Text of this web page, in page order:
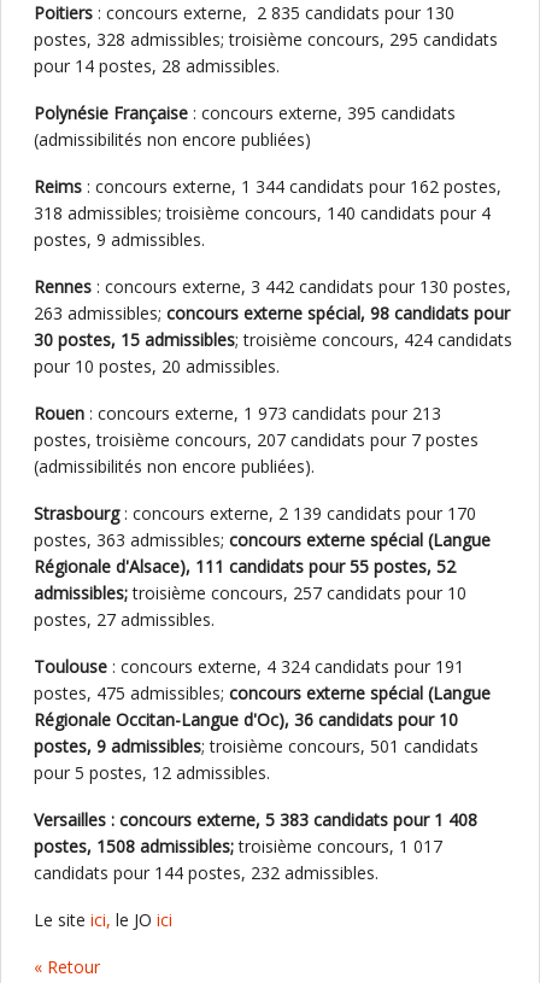
Poitiers : concours externe, 2 835 candidats pour 130
postes, 328 admissibles; troisième concours, 295 candidats
pour 14 postes, 28 admissibles.
Polynésie Française : concours externe, 395 candidats
(admissibilités non encore publiées)
Reims : concours externe, 1 344 candidats pour 162 postes,
318 admissibles; troisième concours, 140 candidats pour 4
postes, 9 admissibles.
Rennes : concours externe, 3 442 candidats pour 130 postes,
263 admissibles; concours externe spécial, 98 candidats pour
30 postes, 15 admissibles; troisième concours, 424 candidats
pour 10 postes, 20 admissibles.
Rouen : concours externe, 1 973 candidats pour 213
postes, troisième concours, 207 candidats pour 7 postes
(admissibilités non encore publiées).
Strasbourg: concours externe, 2 139 candidats pour 170
postes, 363 admissibles; concours externe spécial (Langue
Régionale d'Alsace), 111 candidats pour 55 postes, 52
admissibles;troisième concours, 257 candidats pour 10
postes, 27 admissibles.
Toulouse : concours externe, 4 324 candidats pour 191
postes, 475 admissibles; concours externe spécial (Langue
Régionale Occitan-Langue d'Oc), 36 candidats pour 10
postes, 9 admissibles; troisième concours, 501 candidats
pour 5 postes, 12 admissibles.
Versailles : concours externe, 5 383 candidats pour 1 408
postes, 1508 admissibles;troisième concours, 1 017
candidats pour 144 postes, 232 admissibles.
Le site ici, le JO ici
« Retour